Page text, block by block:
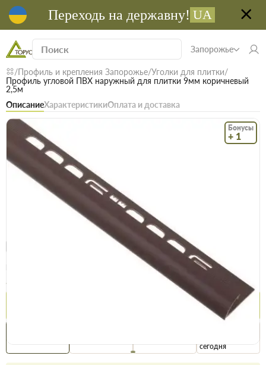
Переходь на державну! UA
Запорожье
Профиль и крепления Запорожье Уголки для плитки
Профиль угловой ПВХ наружный для плитки 9мм коричневый
2,5м
ОписаниеХарактеристикиОплата и доставка
Бонусы
+ 1
В наличии Код: 17691
Профиль угловой ПВХ наружный для
плитки 9мм коричневый 2,5м
Безкоштовна доставка! Від 15000 грн єВідновлення
29.9 грн
сегодня